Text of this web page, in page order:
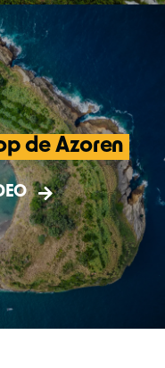
de Azoren
paradijs van
5 eilanden van dit
archipel.